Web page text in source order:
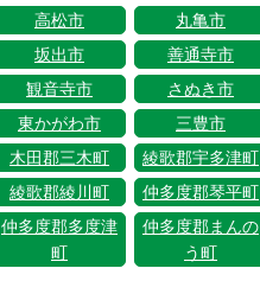
高松市
丸亀市
坂出市
善通寺市
観音寺市
さぬき市
東かがわ市
三豊市
木田郡三木町
綾歌郡宇多津町
綾歌郡綾川町
仲多度郡琴平町
仲多度郡多度津
町
仲多度郡まんの
う町